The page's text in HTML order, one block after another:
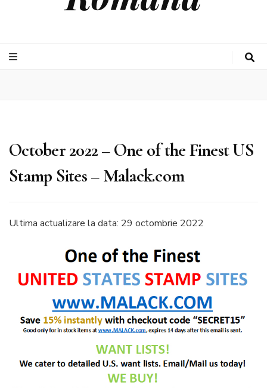
October 2022 – One of the Finest US
Stamp Sites – Malack.com
Ultima actualizare la data: 29 octombrie 2022